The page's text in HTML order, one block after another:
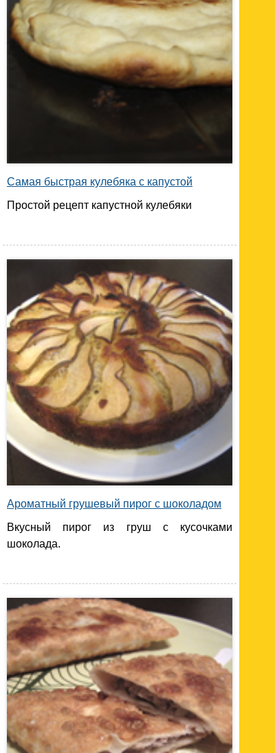
Самая быстрая кулебяка с капустой
Простой рецепт капустной кулебяки
Ароматный грушевый пирог с шоколадом
Вкусный пирог из груш с кусочками
шоколада.